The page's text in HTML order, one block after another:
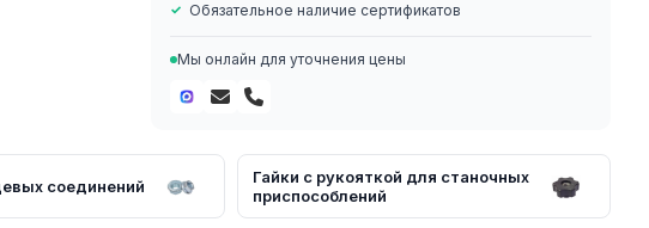
Обязательное наличие сертификатов
Мы онлайн для уточнения цены
соединений
Гайки с рукояткой для станочных
приспособлений